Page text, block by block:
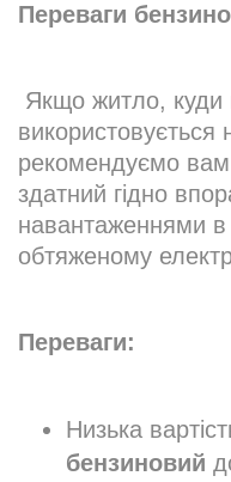
Переваги
Якщо житло, куди
використовується
рекомендуємо вам
здатний гідно
навантаженнями в
обтяженому
Переваги:
Низька
бензиновий